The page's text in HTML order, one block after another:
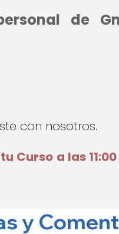
de
con nosotros.
Curso a las
y